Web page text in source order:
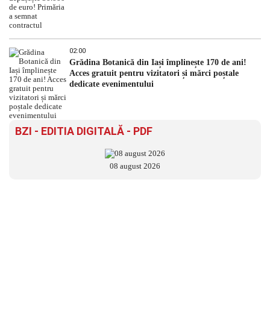
02:00
Grădina Botanică din Iași împlinește 170 de ani!
Acces gratuit pentru vizitatori și mărci poștale
dedicate evenimentului
BZI - EDITIA DIGITALĂ - PDF
08 august 2026